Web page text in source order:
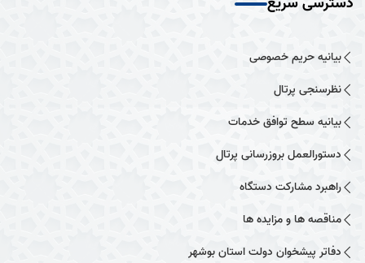
بیانیه حریم خصوصی
نظرسنجی پرتال
بیانیه سطح توافق خدمات
دستورالعمل بروزرسانی پرتال
راهبرد مشارکت دستگاه
مناقصه ها و مزایده ها
دفاتر پیشخوان دولت استان بوشهر